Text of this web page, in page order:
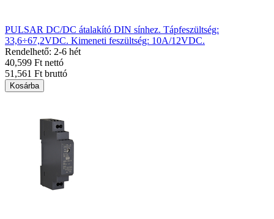
PULSAR DC/DC átalakító DIN sínhez. Tápfeszültség:
33,6÷67,2VDC. Kimeneti feszültség: 10A/12VDC.
Rendelhető: 2-6 hét
40,599 Ft nettó
51,561 Ft bruttó
Kosárba